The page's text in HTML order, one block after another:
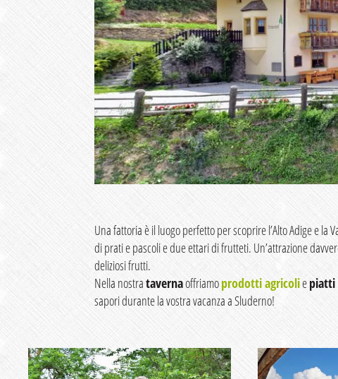
Una fattoria è il luogo perfetto per scoprire l’Alto Adige e
di prati e pascoli e due ettari di frutteti. Un’attrazione
deliziosi frutti.
Nella nostratavernaoffriamoprodotti agricoliepiatti
sapori durante la vostra vacanza a Sluderno!